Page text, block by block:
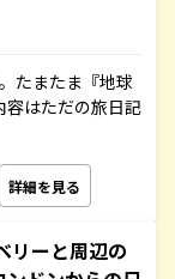
たまたま『地球
容はただの旅日記
詳細を見る
リーと周辺の